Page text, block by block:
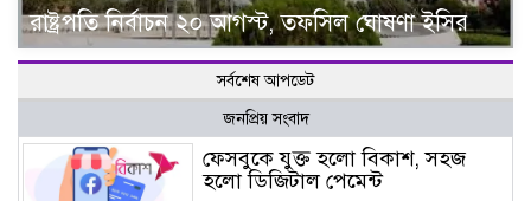
রাষ্ট্রপতি নির্বাচন ২০ আগস্ট, তফসিল ঘোষণা ইসির
সর্বশেষ আপডেট
জনপ্রিয় সংবাদ
ফেসবুকে যুক্ত হলো বিকাশ, সহজ
হলো ডিজিটাল পেমেন্ট